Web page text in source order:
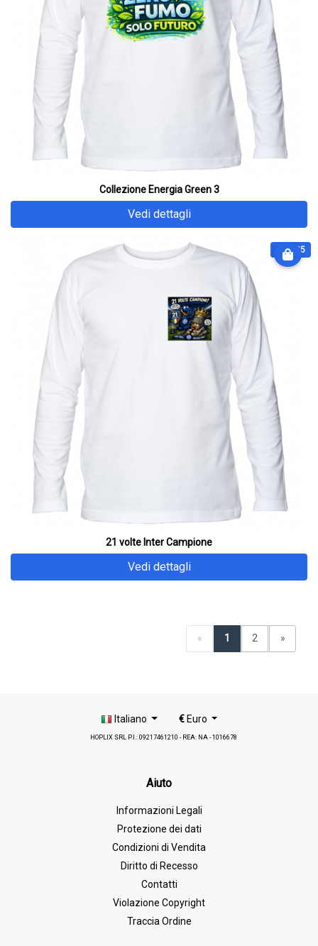
Collezione Energia Green 3
Vedi dettagli
€ 31.25
21 volte Inter Campione
Vedi dettagli
« 1 2 »
Italiano €Euro
HOPLIX SRL P.I.: 09217461210 - REA: NA - 1016678
Aiuto
Informazioni Legali
Protezione dei dati
Condizioni di Vendita
Diritto di Recesso
Contatti
Violazione Copyright
Traccia Ordine